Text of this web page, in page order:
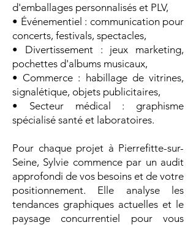
d'emballages personnalisés et PLV,
• Événementiel : communication pour
concerts, festivals, spectacles,
• Divertissement : jeux marketing,
pochettes d'albums musicaux,
• Commerce : habillage de vitrines,
signalétique, objets publicitaires,
• Secteur médical : graphisme
spécialisé santé et laboratoires.
Pour chaque projet à Pierrefitte-sur-
Seine, Sylvie commence par un audit
approfondi de vos besoins et de votre
positionnement. Elle analyse les
tendances graphiques actuelles et le
paysage concurrentiel pour vous